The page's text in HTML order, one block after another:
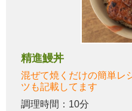
精進鰻丼
混ぜて焼くだけの簡単レ
ツも記載してます
調理時間：10分